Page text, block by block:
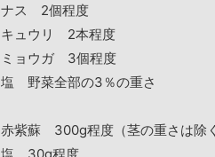
ナス 2個程度
キュウリ 2本程度
ミョウガ 3個程度
塩 野菜全部の3％の重さ
赤紫蘇 300g程度（茎の重さは除
塩 30g程度